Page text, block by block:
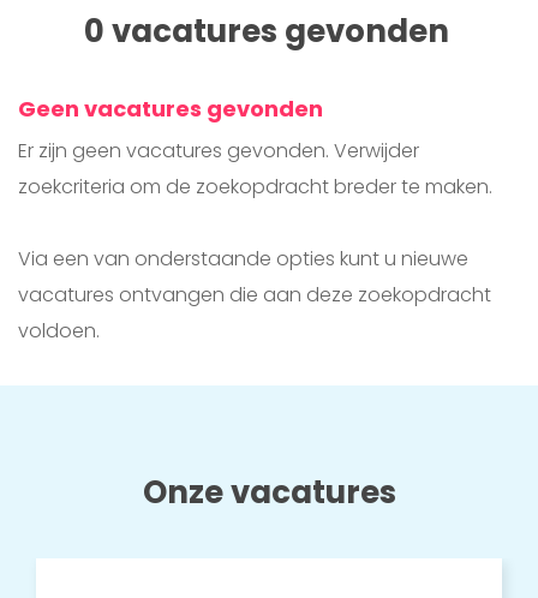
Zoekresultaten
0 vacatures gevonden
Geen vacatures gevonden
Er zijn geen vacatures gevonden. Verwijder
zoekcriteria om de zoekopdracht breder te maken.
Via een van onderstaande opties kunt u nieuwe
vacatures ontvangen die aan deze zoekopdracht
voldoen.
Onze vacatures